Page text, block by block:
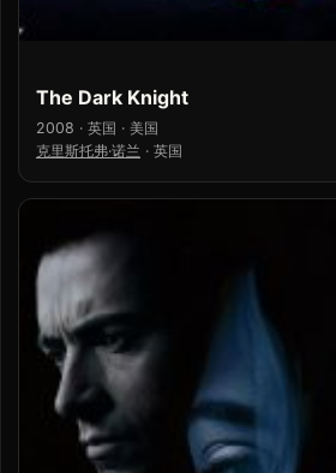
The Dark Knight
2008 · 英国 · 美国
克里斯托弗·诺兰 · 英国